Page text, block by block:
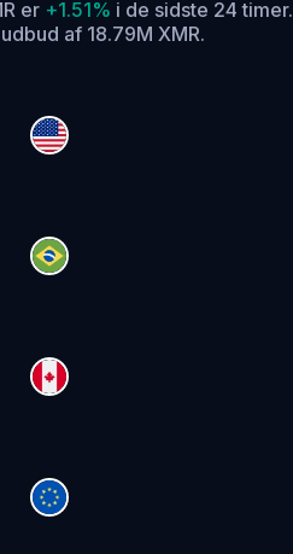
er +1.51% i de sidste 24 timer.
af 18.79M XMR.